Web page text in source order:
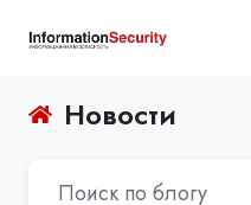
Новости